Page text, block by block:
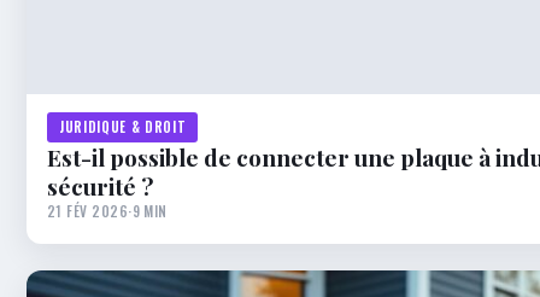
JURIDIQUE & DROIT
Est-il possible de connecter une plaque à
sécurité ?
21 FÉV 2026·9 MIN